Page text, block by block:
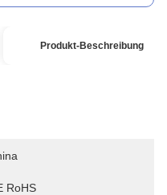
Produkt-Beschreibung
RoHS